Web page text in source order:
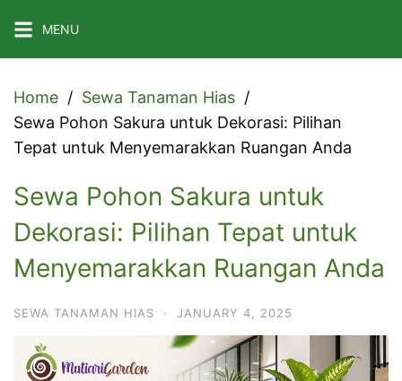
to
MENU
Home
Sewa Tanaman Hias
Sewa Pohon Sakura untuk Dekorasi: Pilihan
Tepat untuk Menyemarakkan Ruangan Anda
Sewa Pohon Sakura untuk
Dekorasi: Pilihan Tepat untuk
Menyemarakkan Ruangan Anda
SEWA TANAMAN HIAS · JANUARY 4, 2025